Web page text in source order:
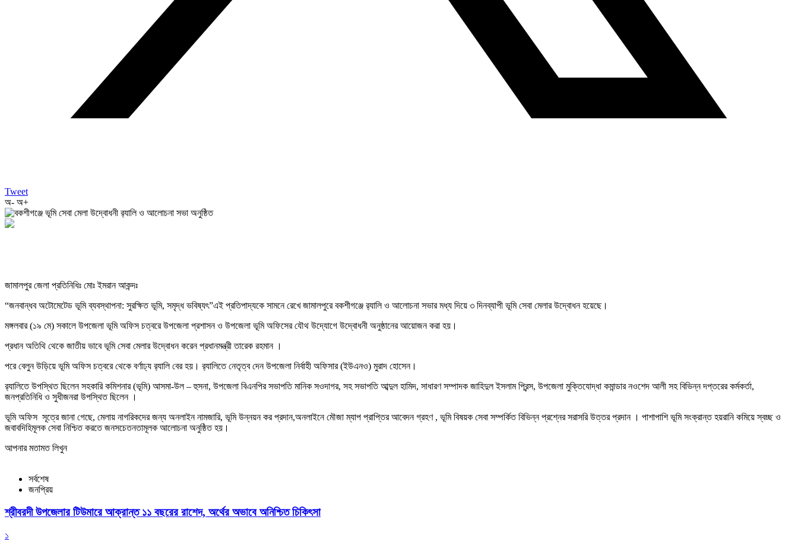
Tweet
অ- অ+
জামালপুর জেলা প্রতিনিধিঃ মোঃ ইমরান আকন্দঃ
“জনবান্ধব অটোমেটেড ভূমি ব্যবস্থাপনা: সুরক্ষিত ভূমি, সমৃদ্ধ ভবিষ্যৎ”এই প্রতিপাদ্যকে সামনে রেখে জামালপুরে বকশীগঞ্জে র‍্যালি ও আলোচনা সভার মধ্য দিয়ে ৩ দিনব্যাপী ভূমি সেবা মেলার উদ্বোধন হয়েছে।
মঙ্গলবার (১৯ মে) সকালে উপজেলা ভূমি অফিস চত্বরে উপজেলা প্রশাসন ও উপজেলা ভূমি অফিসের যৌথ উদ্যোগে উদ্বোধনী অনুষ্ঠানের আয়োজন করা হয়।
প্রধান অতিথি থেকে জাতীয় ভাবে ভূমি সেবা মেলার উদ্বোধন করেন প্রধানমন্ত্রী তারেক রহমান ।
পরে বেলুন উড়িয়ে ভূমি অফিস চত্বরে থেকে বর্ণাঢ্য র‍্যালি বের হয়। র‍্যালিতে নেতৃত্ব দেন উপজেলা নির্বাহী অফিসার (ইউএনও) মুরাদ হোসেন।
র‍্যালিতে উপস্থিত ছিলেন সহকারি কমিশনার (ভূমি) আসমা-উল – হুসনা, উপজেলা বিএনপির সভাপতি মানিক সওদাগর, সহ সভাপতি আব্দুল হামিদ, সাধারণ সম্পাদক জাহিদুল ইসলাম প্রিন্স, উপজেলা মুক্তিযোদ্ধা কমান্ডার নওশেদ আলী সহ বিভিন্ন দপ্তরের কর্মকর্তা,
জনপ্রতিনিধি ও সুধীজনরা উপস্থিত ছিলেন ।
ভূমি অফিস সূত্রে জানা গেছে, মেলায় নাগরিকদের জন্য অনলাইন নামজারি, ভূমি উন্নয়ন কর প্রদান,অনলাইনে মৌজা ম্যাপ প্রাপ্তির আবেদন গ্রহণ , ভূমি বিষয়ক সেবা সম্পর্কিত বিভিন্ন প্রশ্নের সরাসরি উত্তর প্রদান । পাশাপাশি ভূমি সংক্রান্ত হয়রানি কমিয়ে স্বচ্ছ ও
জবাবদিহিমূলক সেবা নিশ্চিত করতে জনসচেতনতামূলক আলোচনা অনুষ্ঠিত হয়।
আপনার মতামত লিখুন
সর্বশেষ
জনপ্রিয়
শ্রীবরদী উপজেলার টিউমারে আক্রান্ত ১১ বছরের রাশেদ, অর্থের অভাবে অনিশ্চিত চিকিৎসা
১